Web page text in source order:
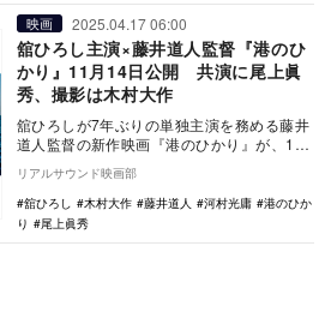
映画 2025.04.17 06:00
舘ひろし主演×藤井道人監督『港のひ
かり』11月14日公開 共演に尾上眞
秀、撮影は木村大作
舘ひろしが7年ぶりの単独主演を務める藤井
道人監督の新作映画『港のひかり』が、11
月14日に公開されることが決定した。 本
作は…
リアルサウンド映画部
舘ひろし
木村大作 藤井道人 河村光庸
港のひか
り
尾上眞秀